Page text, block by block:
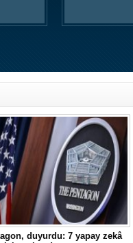
duyurdu: 7 yapay zekâ